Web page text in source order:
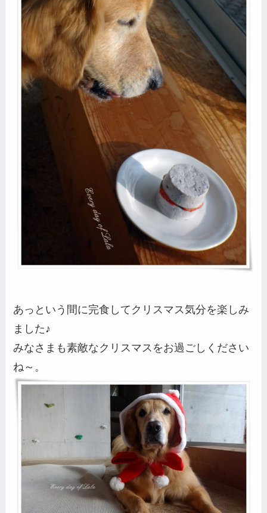
あっという間に完食してクリスマス気分を楽しみ
ました♪
みなさまも素敵なクリスマスをお過ごしください
ね～。